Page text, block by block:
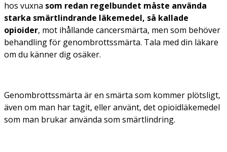
hos vuxna som redan regelbundet måste använda
starka smärtlindrande läkemedel, så kallade
opioider, mot ihållande cancersmärta, men som behöver
behandling för genombrottssmärta. Tala med din läkare
om du känner dig osäker.
Genombrottssmärta är en smärta som kommer plötsligt,
även om man har tagit, eller använt, det opioidläkemedel
som man brukar använda som smärtlindring.